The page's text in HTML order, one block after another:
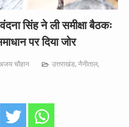
सिंह ने ली समीक्षा बैठकः
पर दिया जोर
चौहान उत्तराखंड, नैनीताल,